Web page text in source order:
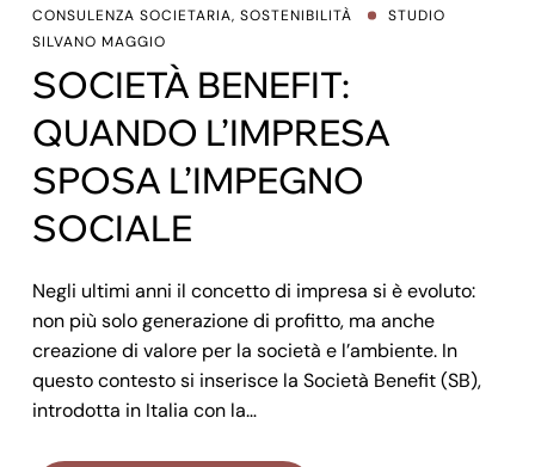
CONSULENZA SOCIETARIA, SOSTENIBILITÀ
STUDIO
SILVANO MAGGIO
SOCIETÀ BENEFIT:
QUANDO L’IMPRESA
SPOSA L’IMPEGNO
SOCIALE
Negli ultimi anni il concetto di impresa si è evoluto:
non più solo generazione di profitto, ma anche
creazione di valore per la società e l’ambiente. In
questo contesto si inserisce la Società Benefit (SB),
introdotta in Italia con la…